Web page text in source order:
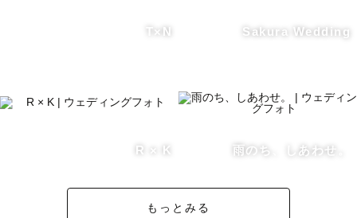
・私自身が全力で楽しんでます😂
・もちちゃんにお願いしてよかったって思ってもらえるよ
・またお願いしたいなって思ってもらえるように。
私自身元々、写真を撮られることが苦手でした。友達の写
T×N Sakura Wedding
R × K 雨のち、しあわせ。
もっとみる